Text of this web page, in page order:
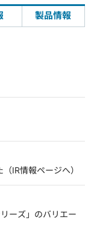
製品情報
ンクを新しいウィンド
IR情報ページへ）
ーズ」のバリエー